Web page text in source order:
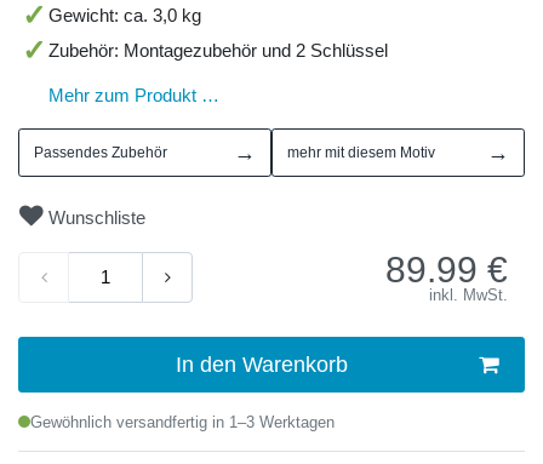
Gewicht: ca. 3,0 kg
Zubehör: Montagezubehör und 2 Schlüssel
Mehr zum Produkt …
Passendes Zubehör → mehr mit diesem Motiv →
Wunschliste
89.99 €
inkl. MwSt.
In den Warenkorb
Gewöhnlich versandfertig in 1–3 Werktagen